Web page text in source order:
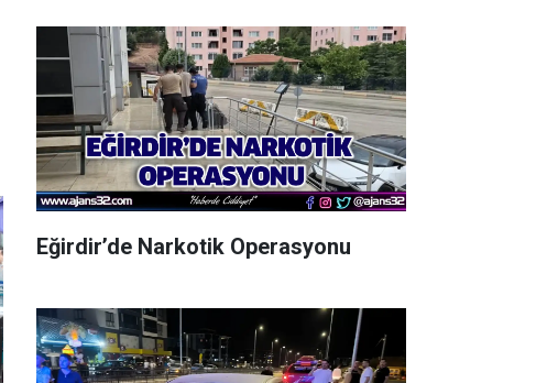
Eğirdir’de Narkotik Operasyonu